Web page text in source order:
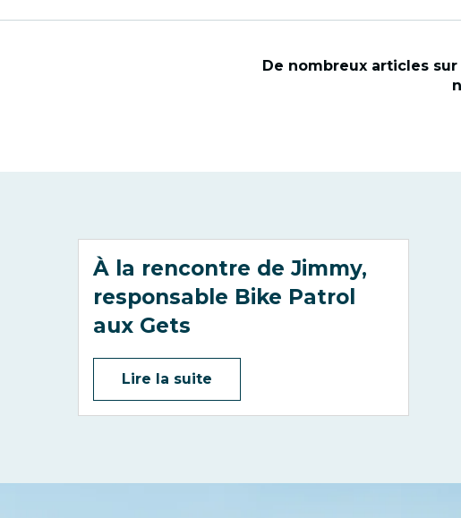
De nombreux articles
À la rencontre de Jimmy,
responsable Bike Patrol
aux Gets
Lire la suite